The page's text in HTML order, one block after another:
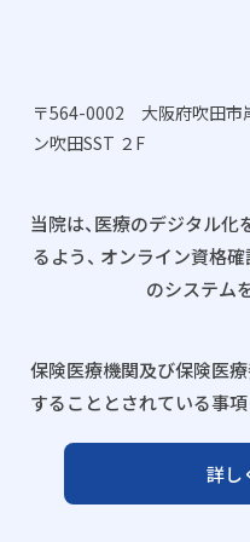
〒564-0002 大阪府吹田市
ン吹田SST ２F
当院は、医療のデジタル
るよう、 オンライン資格
のシステム
保険医療機関及び保険医
することとされている事項
詳し